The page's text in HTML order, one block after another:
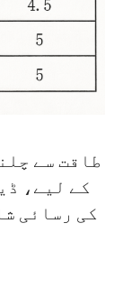
طاقت سے
کی رسائی